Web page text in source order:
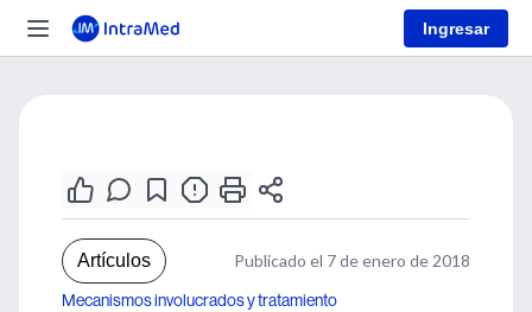
Ingresar
Artículos Publicado el 7 de enero de 2018
Mecanismos involucrados y tratamiento